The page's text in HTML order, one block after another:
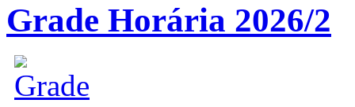
Grade Horária 2026/2